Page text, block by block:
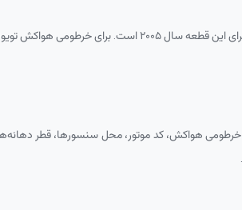
۲۰۰۵ با شماره فنی
هواکش، کد موتور، محل سنسورها، قطر